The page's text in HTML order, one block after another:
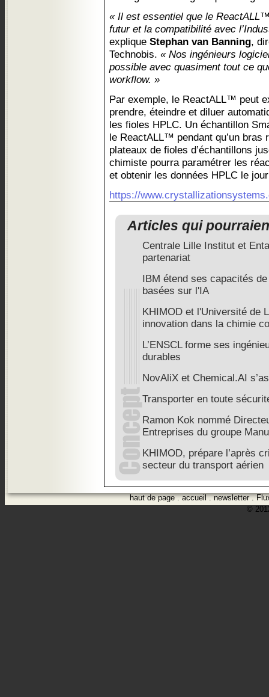
« Il est essentiel que le
futur et la compatibilité avec
explique Stephan van Banning,
Technobis. « Nos ingénieurs
possible avec quasiment tout ce
workflow. »
Par exemple, le ReactALL™ peut
prendre, éteindre et diluer
les fioles HPLC. Un échantillon
le ReactALL™ pendant qu’un bras
plateaux de fioles d’échantillons
chimiste pourra paramétrer les
et obtenir les données HPLC le
https://
Articles qui
Centrale Lille Institut et
partenariat
IBM étend ses capacités
basées sur l'IA
KHIMOD et l'Université de
innovation dans la chimie
L’ENSCL forme ses
durables
NovAliX et Chemical.AI
Transporter en toute
Ramon Kok nommé
Entreprises du groupe
KHIMOD, prépare l’après
secteur du transport aérien
haut de page.accueil.newsletter.
©